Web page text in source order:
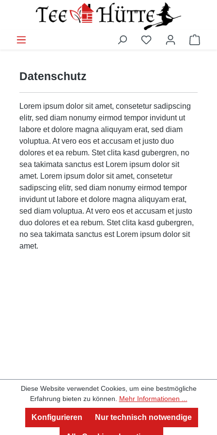
Zum Hauptinhalt springen
Du hast 0
Datenschutz
Lorem ipsum dolor sit amet, consetetur sadipscing
elitr, sed diam nonumy eirmod tempor invidunt ut
labore et dolore magna aliquyam erat, sed diam
voluptua. At vero eos et accusam et justo duo
dolores et ea rebum. Stet clita kasd gubergren, no
sea takimata sanctus est Lorem ipsum dolor sit
amet. Lorem ipsum dolor sit amet, consetetur
sadipscing elitr, sed diam nonumy eirmod tempor
invidunt ut labore et dolore magna aliquyam erat,
sed diam voluptua. At vero eos et accusam et justo
duo dolores et ea rebum. Stet clita kasd gubergren,
no sea takimata sanctus est Lorem ipsum dolor sit
amet.
Diese Website verwendet Cookies, um eine bestmögliche
Erfahrung bieten zu können. Mehr Informationen ...
Nur technisch notwendige
Konfigurieren